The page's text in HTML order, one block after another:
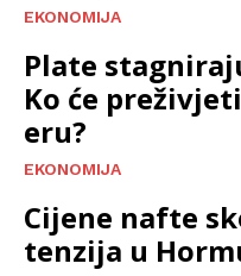
EKONOMIJA
Plate
Ko će
eru?
EKONOMIJA
Cijene nafte
tenzija u